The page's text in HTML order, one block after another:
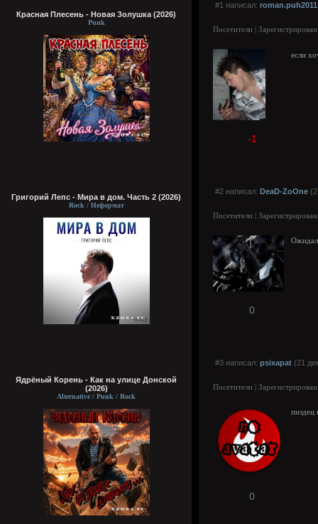
Красная Плесень - Новая Золушка (2026)
Punk
Григорий Лепс - Мира в дом. Часть 2 (2026)
Rock / Неформат
Ядрёный Корень - Как на улице Донской
(2026)
Alternative / Punk / Rock
#1 написал: roman.puh2011
Посетители |
если
-1
#2 написал: DeaD-ZoOne
Посетители |
0
#3 написал: psixapat (21
Посетители |
пиздец
0